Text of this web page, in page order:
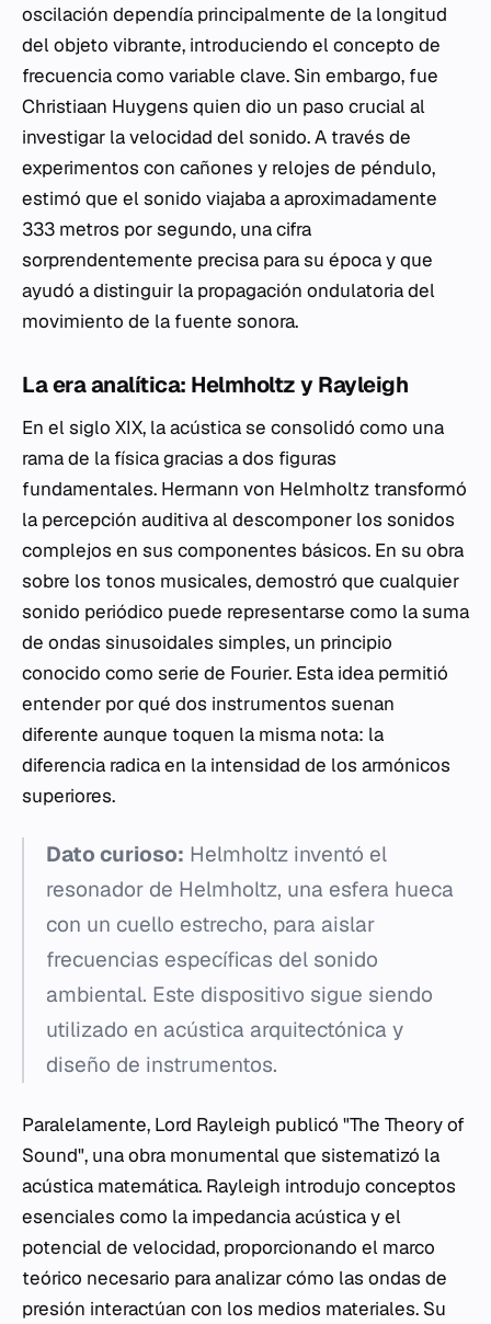
oscilación dependía principalmente de la longitud
del objeto vibrante, introduciendo el concepto de
frecuencia como variable clave. Sin embargo, fue
Christiaan Huygens quien dio un paso crucial al
investigar la velocidad del sonido. A través de
experimentos con cañones y relojes de péndulo,
estimó que el sonido viajaba a aproximadamente
333 metros por segundo, una cifra
sorprendentemente precisa para su época y que
ayudó a distinguir la propagación ondulatoria del
movimiento de la fuente sonora.
La era analítica: Helmholtz y Rayleigh
En el siglo XIX, la acústica se consolidó como una
rama de la física gracias a dos figuras
fundamentales. Hermann von Helmholtz transformó
la percepción auditiva al descomponer los sonidos
complejos en sus componentes básicos. En su obra
sobre los tonos musicales, demostró que cualquier
sonido periódico puede representarse como la suma
de ondas sinusoidales simples, un principio
conocido como serie de Fourier. Esta idea permitió
entender por qué dos instrumentos suenan
diferente aunque toquen la misma nota: la
diferencia radica en la intensidad de los armónicos
superiores.
Dato curioso: Helmholtz inventó el
resonador de Helmholtz, una esfera hueca
con un cuello estrecho, para aislar
frecuencias específicas del sonido
ambiental. Este dispositivo sigue siendo
utilizado en acústica arquitectónica y
diseño de instrumentos.
Paralelamente, Lord Rayleigh publicó "The Theory of
Sound", una obra monumental que sistematizó la
acústica matemática. Rayleigh introdujo conceptos
esenciales como la impedancia acústica y el
potencial de velocidad, proporcionando el marco
teórico necesario para analizar cómo las ondas de
presión interactúan con los medios materiales. Su